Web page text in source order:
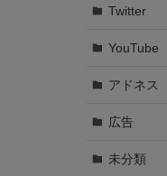
Twitter
YouTube
アドネス
広告
未分類